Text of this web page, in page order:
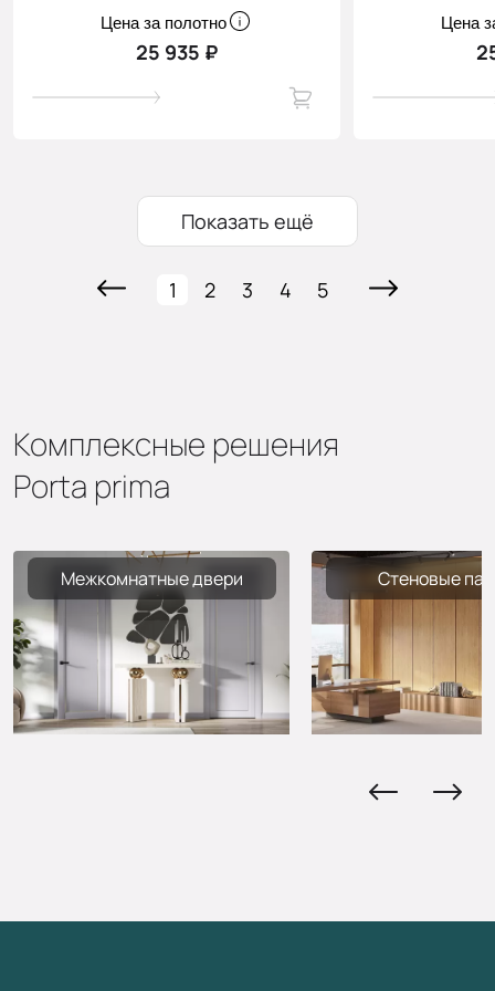
Цена за полотно
25 935 ₽
Цена
Показать ещё
1 2 3 4 5
Комплексные решения
Porta prima
Межкомнатные двери Стеновые